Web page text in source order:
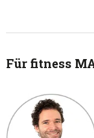
Für fitness